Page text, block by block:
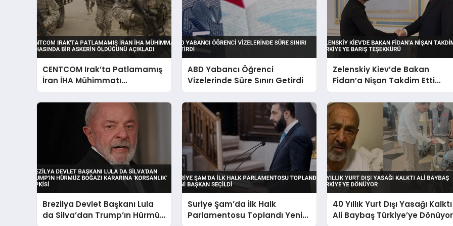
CENTCOM Irak’ta Patlamamış
İran İHA Mühimmatı
İmhasında Bir Askerin
Öldüğünü Açıkladı
ABD Yabancı Öğrenci
Vizelerinde Süre Sınırı Getirdi
Zelenskiy Kiev’de Bakan
Fidan’a Nişan Takdim Etti
Türkiye’ye Barış Teşekkürü
Brezilya Devlet Başkanı Lula
da Silva’dan Trump’ın Hürmüz
Suriye Şam’da İlk Halk
Parlamentosu Toplandı Yeni
40 Yıllık Yurt Dışı Yasağı Kalktı
Ali Baybaş Türkiye’ye Dönüyor